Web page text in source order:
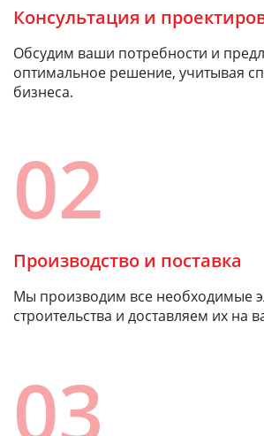
Консультация и
Обсудим ваши потребности и
оптимальное решение, учитывая
бизнеса.
02
Производство и поставка
Мы производим все необходимые
строительства и доставляем их на
03